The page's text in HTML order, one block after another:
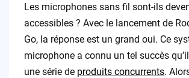
Les microphones sans fil sont-ils
accessibles ? Avec le lancement de
Go, la réponse est un grand oui. Ce
microphone a connu un tel succès
une série de produits concurrents.